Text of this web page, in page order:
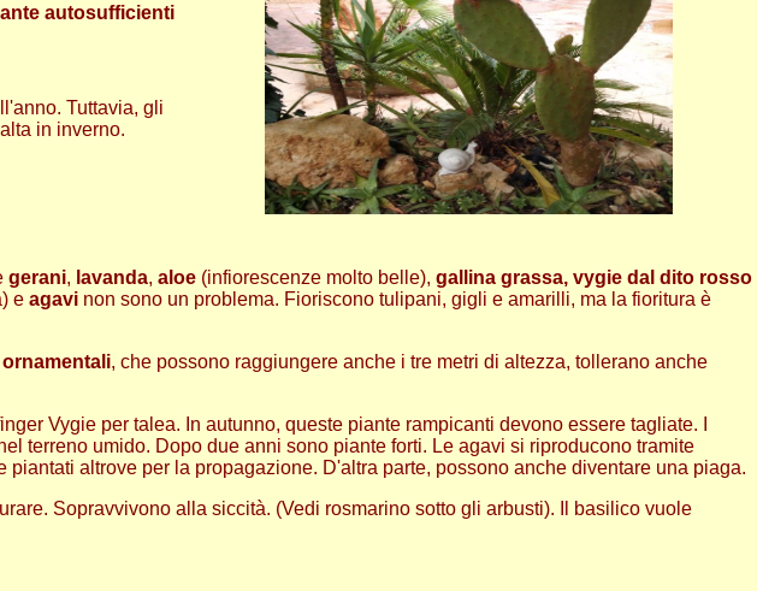
autosufficienti
Tuttavia, gli
in inverno.
gerani, lavanda, aloe (infiorescenze molto belle), gallina grassa, vygie dal dito rosso
e agavi non sono un problema. Fioriscono tulipani, gigli e amarilli, ma la fioritura è
, che possono raggiungere anche i tre metri di altezza, tollerano anche
Vygie per talea. In autunno, queste piante rampicanti devono essere tagliate. I
terreno umido. Dopo due anni sono piante forti. Le agavi si riproducono tramite
altrove per la propagazione. D'altra parte, possono anche diventare una piaga.
Sopravvivono alla siccità. (Vedi rosmarino sotto gli arbusti). Il basilico vuole